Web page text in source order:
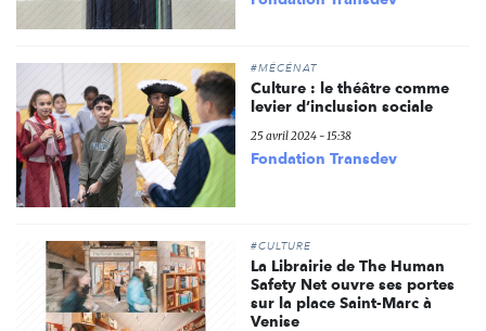
#MÉCÉNAT
Culture : le théâtre comme
levier d’inclusion sociale
25 avril 2024 - 15:38
Fondation Transdev
#CULTURE
La Librairie de The Human
Safety Net ouvre ses portes
sur la place Saint-Marc à
Venise